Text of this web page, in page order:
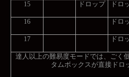
15 ドロップ ドロ
16 ドロ
17 ドロ
達人以上の難易度モードでは、ごく
タムボックスが直接ドロ